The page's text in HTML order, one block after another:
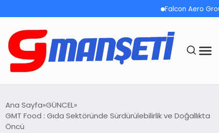
Falcon Aero
DEMOLAR
Ana Sayfa GÜNCEL
GMT Food : Gıda Sektöründe Sürdürülebilirlik ve Doğallıkta
Öncü